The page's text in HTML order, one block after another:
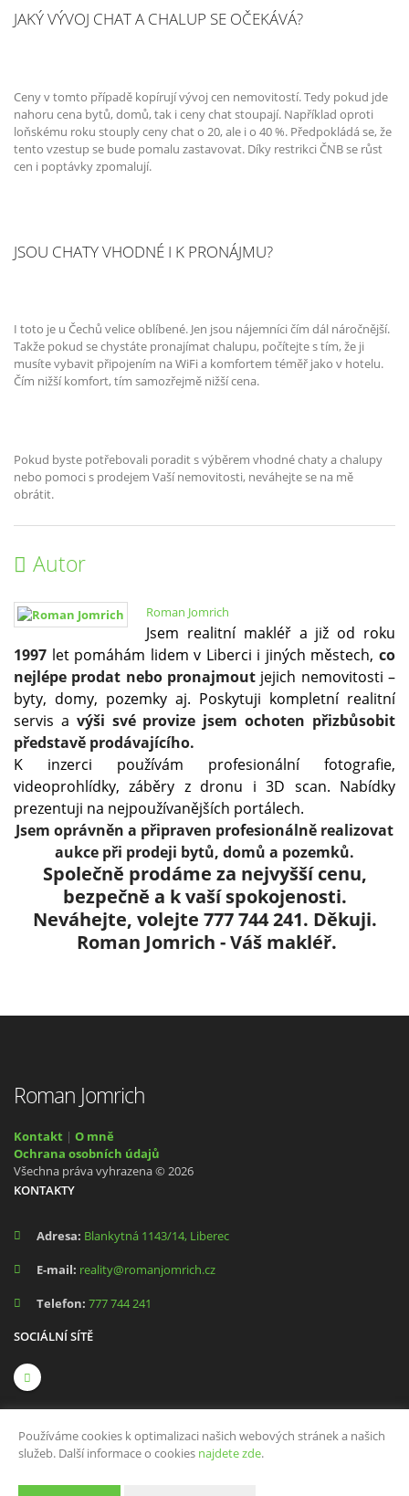
JAKÝ VÝVOJ CHAT A CHALUP SE OČEKÁVÁ?
Ceny v tomto případě kopírují vývoj cen nemovitostí. Tedy pokud jde
nahoru cena bytů, domů, tak i ceny chat stoupají. Například oproti
loňskému roku stouply ceny chat o 20, ale i o 40 %. Předpokládá se, že
tento vzestup se bude pomalu zastavovat. Díky restrikci ČNB se růst
cen i poptávky zpomalují.
JSOU CHATY VHODNÉ I K PRONÁJMU?
I toto je u Čechů velice oblíbené. Jen jsou nájemníci čím dál náročnější.
Takže pokud se chystáte pronajímat chalupu, počítejte s tím, že ji
musíte vybavit připojením na WiFi a komfortem téměř jako v hotelu.
Čím nižší komfort, tím samozřejmě nižší cena.
Pokud byste potřebovali poradit s výběrem vhodné chaty a chalupy
nebo pomoci s prodejem Vaší nemovitosti, neváhejte se na mě
obrátit.
Autor
Roman Jomrich
Jsem realitní makléř a již od roku
1997 let pomáhám lidem v Liberci i jiných městech, co
nejlépe prodat nebo pronajmout jejich nemovitosti –
byty, domy, pozemky aj. Poskytuji kompletní realitní
servis a výši své provize jsem ochoten přizbůsobit
představě prodávajícího.
K inzerci používám profesionální fotografie,
videoprohlídky, záběry z dronu i 3D scan. Nabídky
prezentuji na nejpoužívanějších portálech.
Jsem oprávněn a připraven profesionálně realizovat
aukce při prodeji bytů, domů a pozemků.
Společně prodáme za nejvyšší cenu,
bezpečně a k vaší spokojenosti.
Neváhejte, volejte 777 744 241. Děkuji.
Roman Jomrich - Váš makléř.
Roman Jomrich
Kontakt | O mně
Ochrana osobních údajů
Všechna práva vyhrazena © 2026
KONTAKTY
Adresa: Blankytná 1143/14, Liberec
E-mail: reality@romanjomrich.cz
Telefon: 777 744 241
SOCIÁLNÍ SÍTĚ
Vytvořeno v systému
Používáme cookies k optimalizaci našich webových stránek a našich
služeb. Další informace o cookies najdete zde.